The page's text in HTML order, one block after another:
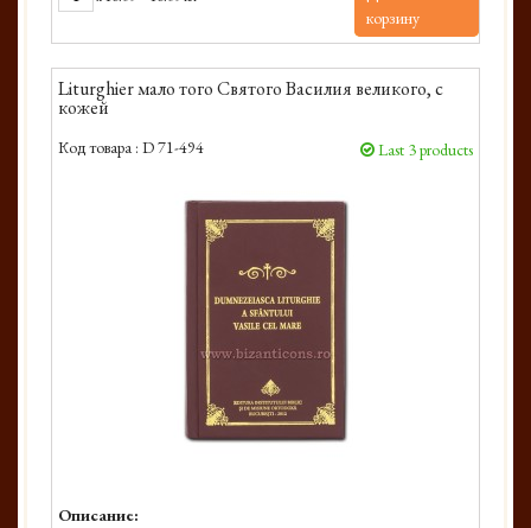
корзину
Liturghier мало того Святого Василия великого, с
кожей
Код товара : D 71-494 Last 3 products
Описание: